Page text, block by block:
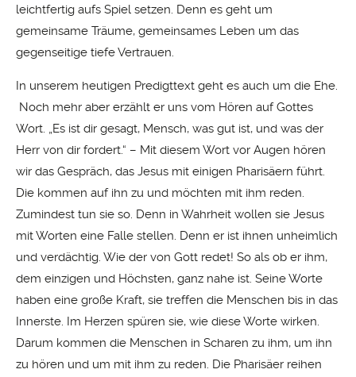
leichtfertig aufs Spiel setzen. Denn es geht um
gemeinsame Träume, gemeinsames Leben um das
gegenseitige tiefe Vertrauen.
In unserem heutigen Predigttext geht es auch um die Ehe.
Noch mehr aber erzählt er uns vom Hören auf Gottes
Wort. „Es ist dir gesagt, Mensch, was gut ist, und was der
Herr von dir fordert.“ – Mit diesem Wort vor Augen hören
wir das Gespräch, das Jesus mit einigen Pharisäern führt.
Die kommen auf ihn zu und möchten mit ihm reden.
Zumindest tun sie so. Denn in Wahrheit wollen sie Jesus
mit Worten eine Falle stellen. Denn er ist ihnen unheimlich
und verdächtig. Wie der von Gott redet! So als ob er ihm,
dem einzigen und Höchsten, ganz nahe ist. Seine Worte
haben eine große Kraft, sie treffen die Menschen bis in das
Innerste. Im Herzen spüren sie, wie diese Worte wirken.
Darum kommen die Menschen in Scharen zu ihm, um ihn
zu hören und um mit ihm zu reden. Die Pharisäer reihen